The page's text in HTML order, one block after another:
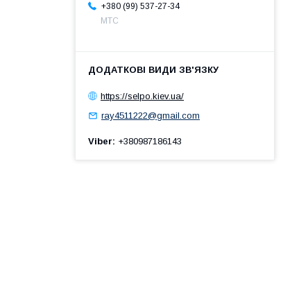
+380 (99) 537-27-34
МТС
https://selpo.kiev.ua/
ray4511222@gmail.com
Viber +380987186143